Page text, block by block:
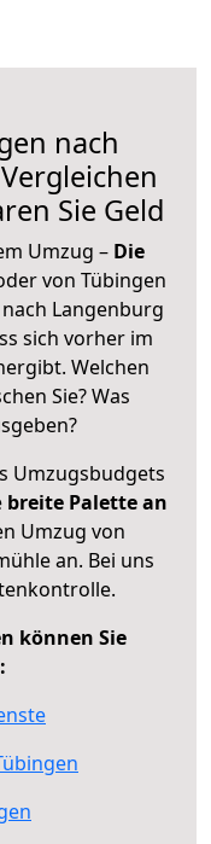
nach
Sie Geld
Umzug – Die
von Tübingen
Langenburg
sich vorher im
Welchen
Sie? Was
Umzugsbudgets
breite Palette an
Umzug von
an. Bei uns
können Sie